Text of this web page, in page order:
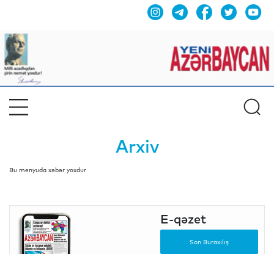
Arxiv
Bu menyuda xəbər yoxdur
E-qəzet
Son Buraxılış